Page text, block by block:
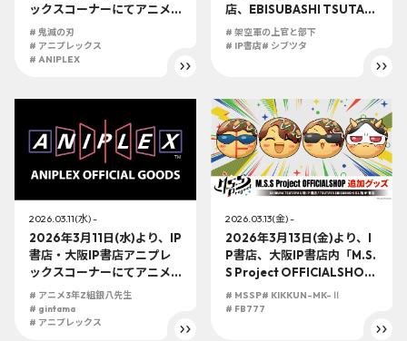
ックスコーナーにてアニメ
「鬼滅の刃」の展開が決
定！！
# 鬼滅の刃
# アニプレックス
# ANIPLEX
店、EBISUBASHI TSUTAYA
地下1階 大阪IP書店にて『架
空軍の上官と部下(1)』オリ
# 架空軍の上官と部下
# IP書店# シブツタ
2026.03.11(水) -
2026年3月11日(水)より、IP
書店・大阪IP書店アニプレ
ックスコーナーにてアニメ
『3年Z組銀八先生』の展開
が決定！！
# アニメ3年Z組銀八先生
# gintama
# アニプレックス
2026.03.13(金) -
2026年3月13日(金)より、I
P書店、大阪IP書店内「M.S.
S Project OFFICIALSHO
P」にてたこ焼きイラストグ
ッズが発売決定！！
# MSSP# KIKKUN-MK-Ⅱ
# FB777